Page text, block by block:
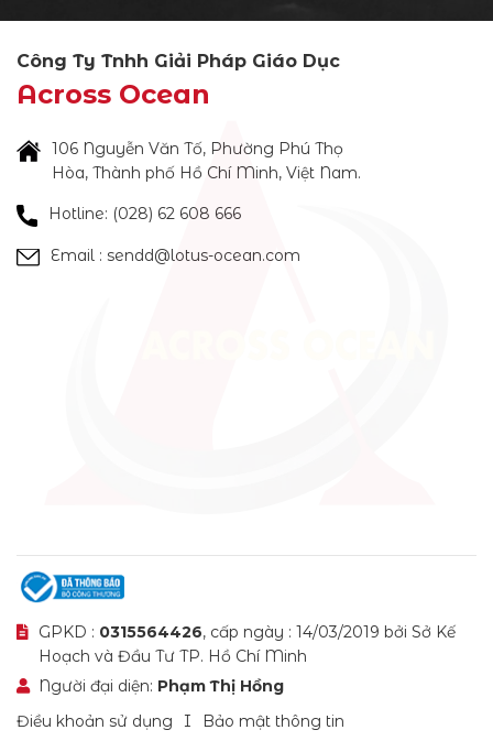
Công Ty Tnhh Giải Pháp Giáo Dục
Across Ocean
106 Nguyễn Văn Tố, Phường Phú Thọ
Hòa, Thành phố Hồ Chí Minh, Việt Nam.
Hotline: (028) 62 608 666
Email : sendd@lotus-ocean.com
GPKD : 0315564426, cấp ngày : 14/03/2019 bởi Sở Kế
Hoạch và Đầu Tư TP. Hồ Chí Minh
Người đại diện: Phạm Thị Hồng
Điều khoản sử dụng
Bảo mật thông tin